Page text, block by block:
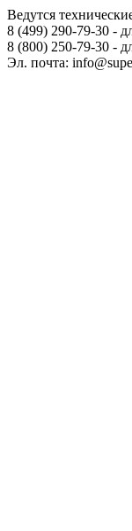
Ведутся
8 (499) 290-79-30 -
8 (800) 250-79-30 -
Эл. почта: